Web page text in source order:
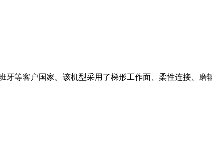
等客户国家。该机型采用了梯形工作面、柔性连接、